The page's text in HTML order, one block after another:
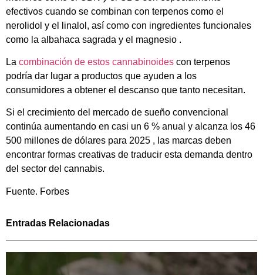
efectivos cuando se combinan con terpenos como el
nerolidol y el linalol, así como con ingredientes funcionales
como la albahaca sagrada y el magnesio .
La combinación de estos cannabinoides con terpenos
podría dar lugar a productos que ayuden a los
consumidores a obtener el descanso que tanto necesitan.
Si el crecimiento del mercado de sueño convencional
continúa aumentando en casi un 6 % anual y alcanza los 46
500 millones de dólares para 2025 , las marcas deben
encontrar formas creativas de traducir esta demanda dentro
del sector del cannabis.
Fuente. Forbes
Entradas Relacionadas